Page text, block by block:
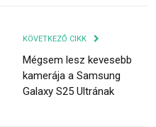
KÖVETKEZŐ CIKK
Mégsem lesz kevesebb
kamerája a Samsung
Galaxy S25 Ultrának